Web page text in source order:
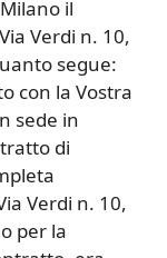
il
Verdi n. 10,
segue:
con la Vostra
sede in
di
Verdi n. 10,
per la